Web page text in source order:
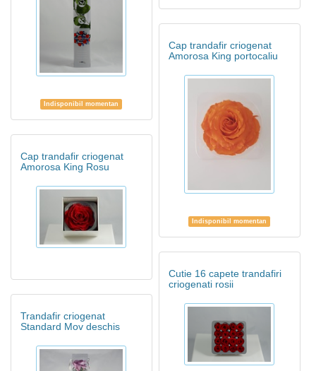
Indisponibil momentan
Cap trandafir criogenat
Amorosa King portocaliu
Indisponibil momentan
Cap trandafir criogenat
Amorosa King Rosu
Cutie 16 capete trandafiri
criogenati rosii
Trandafir criogenat
Standard Mov deschis